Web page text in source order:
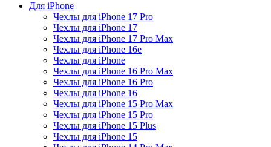
Для iPhone
Чехлы для iPhone 17 Pro
Чехлы для iPhone 17
Чехлы для iPhone 17 Pro Max
Чехлы для iPhone 16e
Чехлы для iPhone
Чехлы для iPhone 16 Pro Max
Чехлы для iPhone 16 Pro
Чехлы для iPhone 16
Чехлы для iPhone 15 Pro Max
Чехлы для iPhone 15 Pro
Чехлы для iPhone 15 Plus
Чехлы для iPhone 15